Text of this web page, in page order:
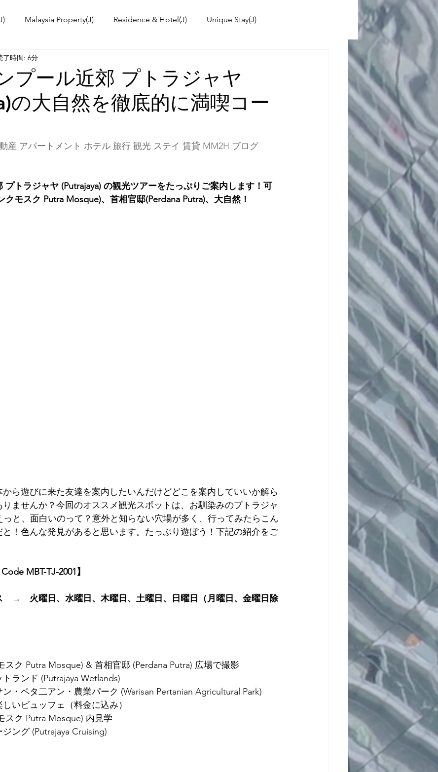
Malaysia Property(J) Residence & Hotel(J) Unique Stay(J)
kitchen(J)
Event Information & News International School(J)
プール近郊 プトラジャヤ
の大自然を徹底的に満喫コー
了時間: 6分
産 アパートメント ホテル 旅行 観光 ステイ 賃貸 MM2H ブログ
プトラジャヤ (Putrajaya) の観光ツアーをたっぷりご案内します！可
モスク Putra Mosque)、首相官邸(Perdana Putra)、大自然！
ら遊びに来た友達を案内したいんだけどどこを案内していいか解ら
ませんか？今回のオススメ観光スポットは、お馴染みのプトラジャ
っと、面白いのって？意外と知らない穴場が多く、行ってみたらこん
！色んな発見があると思います。たっぷり遊ぼう！下記の紹介をご
MBT-TJ-2001】
　→　火曜日、水曜日、木曜日、土曜日、日曜日（月曜日、金曜日除
スク Putra Mosque) & 首相官邸 (Perdana Putra) 広場で撮影
ランド (Putrajaya Wetlands)
・ペタ二アン・農業パーク (Warisan Pertanian Agricultural Park)
いビュッフェ（料金に込み）
スク Putra Mosque) 内見学
ング (Putrajaya Cruising)